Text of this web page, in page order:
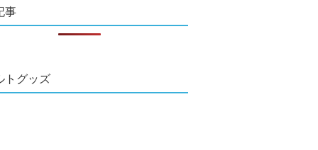
事
トグッズ